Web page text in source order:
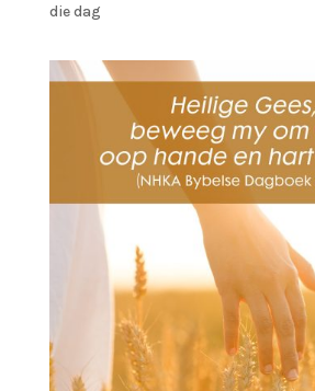
die dag